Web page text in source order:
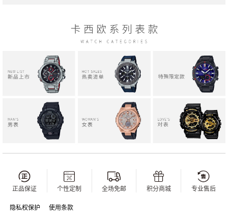
正品保证 个性定制 全场免邮 积分商城 专业售后
隐私权保护 使用条款